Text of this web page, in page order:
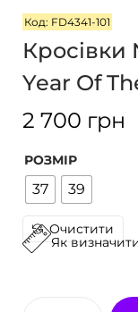
Код: FD4341-101
Кросівки
Year Of
2 700 грн
РОЗМІР
37 39
Очистити
Як